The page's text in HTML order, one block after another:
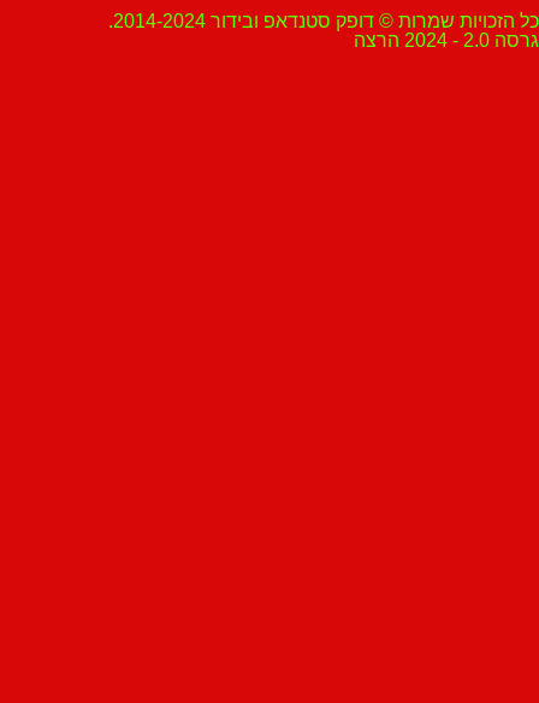
שמרות © דופק סטנדאפ ובידור 2014-2024.